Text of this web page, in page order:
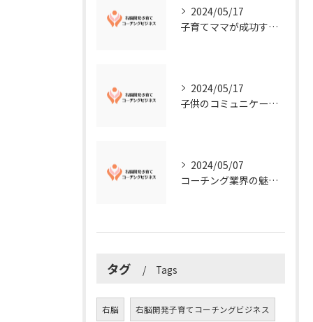
2024/05/17
子育てママが成功する右脳開発子育てコーチングビジネスの秘訣
2024/05/17
子供のコミュニケーション能力を向上させる方法：右脳開発子育てコーチングビジネス業界からのアドバイス
2024/05/07
コーチング業界の魅力に迫る！今知るべきこととは？
タグ Tags
右脳 右脳開発子育てコーチングビジネス